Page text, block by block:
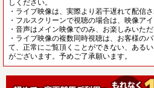
しください。
・ライブ映像は、実際より若干遅れて配信さ
・フルスクリーンで視聴の場合は、映像ア
・音声はメイン映像でのみ、お楽しみいただ
・ライブ映像の複数同時視聴は、お客様の
て、正常にご覧頂くことができない、ある
がございます。予めご了承願います。